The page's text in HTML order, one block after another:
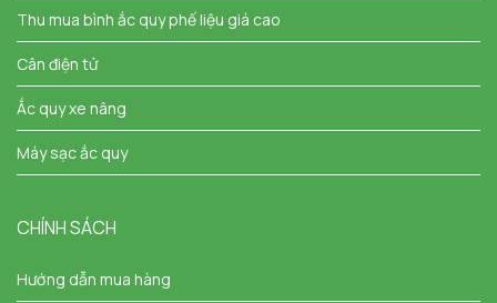
Thu mua bình ắc quy phế liệu giá cao
Cân điện tử
Ắc quy xe nâng
Máy sạc ắc quy
CHÍNH SÁCH
Hướng dẫn mua hàng